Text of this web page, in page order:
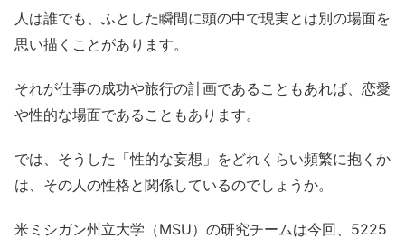
人は誰でも、ふとした瞬間に頭の中で現実とは別の場面を
思い描くことがあります。
それが仕事の成功や旅行の計画であることもあれば、恋愛
や性的な場面であることもあります。
では、そうした「性的な妄想」をどれくらい頻繁に抱くか
は、その人の性格と関係しているのでしょうか。
米ミシガン州立大学（MSU）の研究チームは今回、5225